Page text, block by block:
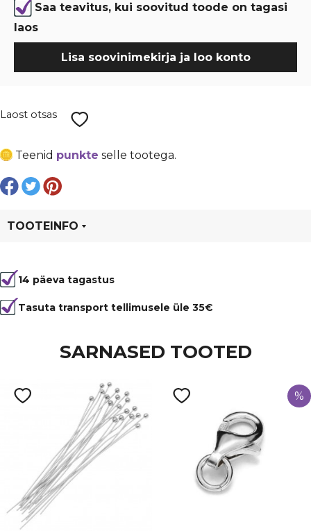
Saa teavitus, kui soovitud toode on tagasi
laos
Lisa soovinimekirja ja loo konto
Laost otsas
Teenid punkte selle tootega.
TOOTEINFO
Värvus
Hõbedane
Materjal
metall
14 päeva tagastus
Tasuta transport tellimusele üle 35€
SARNASED TOOTED
%